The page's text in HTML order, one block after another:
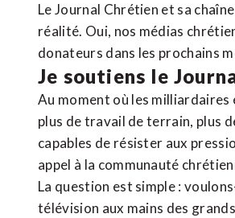
Le Journal Chrétien et sa
réalité. Oui, nos médias
donateurs dans les prochains
Je soutiens le
Au moment où les
plus de travail de terrain, plus
capables de résister aux
appel à la communauté
La question est simple :
télévision aux mains des